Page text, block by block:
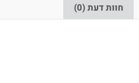
חוות דעת (0)